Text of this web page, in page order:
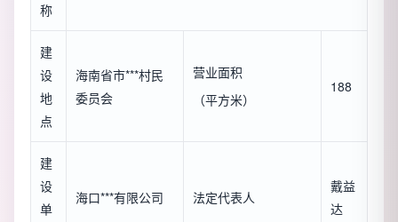
称
建
设
地
点
海南省市***村民
委员会
营业面积
（平方米）
188
建
设
单
海口***有限公司 法定代表人
戴益
达